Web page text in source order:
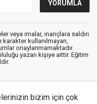
veya imalar, inançlara saldırı
karakter kullanılmayan,
onaylanmamaktadır.
yazan kişiye aittir. Eğitim
bizim için çok